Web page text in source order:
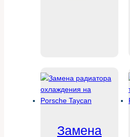
Замена